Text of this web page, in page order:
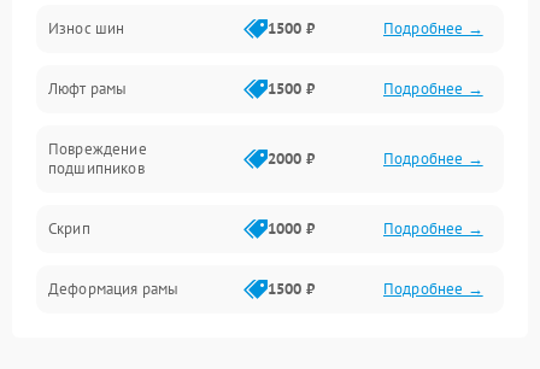
Износ шин 1500 ₽ Подробнее →
Люфт рамы 1500 ₽ Подробнее →
Повреждение
подшипников
2000 ₽ Подробнее →
Скрип 1000 ₽ Подробнее →
Деформация рамы 1500 ₽ Подробнее →